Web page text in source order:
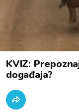
KVIZ:
događaja?